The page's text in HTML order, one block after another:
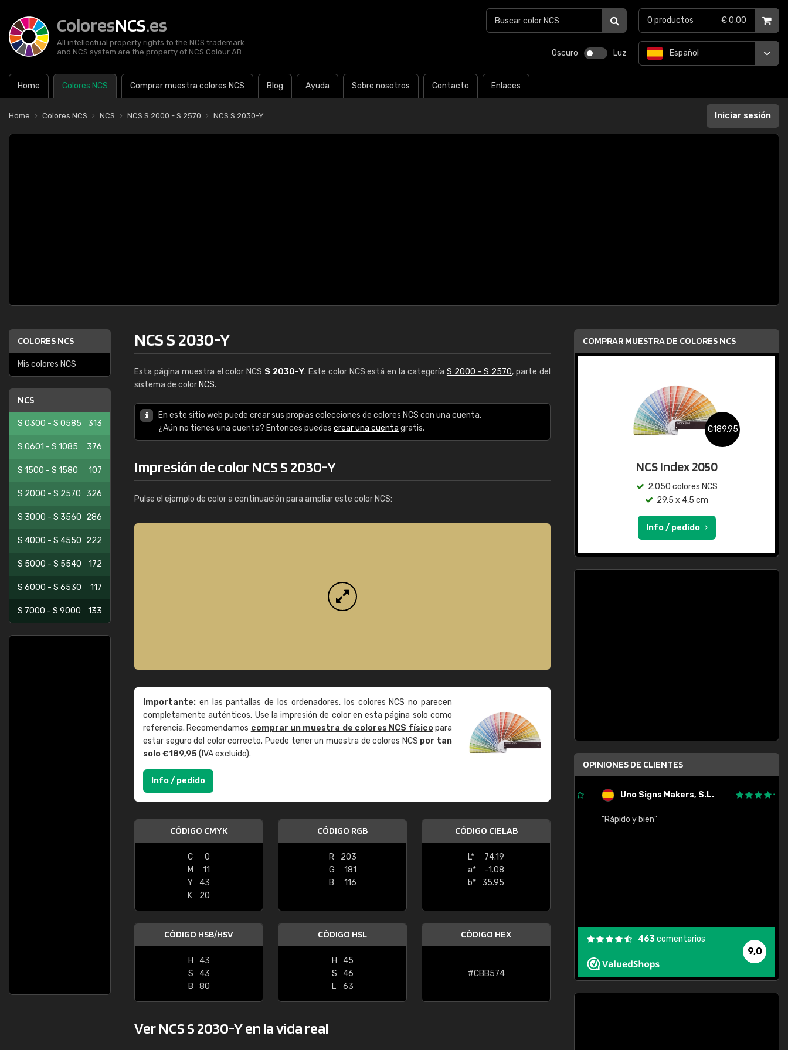
ColoresNCS.es
All intellectual property rights to the NCS trademark
and NCS system are the property of NCS Colour AB
Oscuro Luz
Home Colores NCS Comprar muestra colores NCS Blog Ayuda Sobre nosotros Contacto Enlaces
Español
0 productos € 0,00
Home Colores NCS NCS NCS S 2000 - S 2570 NCS S 2030-Y Iniciar sesión
COLORES NCS
Mis colores NCS
NCS
S 0300 - S 0585 313
S 0601 - S 1085 376
S 1500 - S 1580 107
S 2000 - S 2570 326
S 3000 - S 3560 286
S 4000 - S 4550 222
S 5000 - S 5540 172
S 6000 - S 6530 117
S 7000 - S 9000 133
NCS S 2030-Y
Esta página muestra el color NCS S 2030-Y. Este color NCS está en la categoría S 2000 - S 2570, parte del
sistema de color NCS.
En este sitio web puede crear sus propias colecciones de colores NCS con una cuenta.
¿Aún no tienes una cuenta? Entonces puedes crear una cuenta gratis.
Impresión de color NCS S 2030-Y
Pulse el ejemplo de color a continuación para ampliar este color NCS:
Importante: en las pantallas de los ordenadores, los colores NCS no parecen
completamente auténticos. Use la impresión de color en esta página solo como
referencia. Recomendamos comprar un muestra de colores NCS físicopara
estar seguro del color correcto. Puede tener un muestra de colores NCS por tan
solo €189,95(IVA excluido).
Info / pedido
CÓDIGO CMYK
C
0
M
11
Y
43
K
20
CÓDIGO RGB
R
203
G
181
B
116
CÓDIGO CIELAB
L*
74.19
a*
-1.08
b*
35.95
CÓDIGO HSB/HSV
H
43
S
43
B
80
CÓDIGO HSL
H
45
S
46
L
63
CÓDIGO HEX
#CBB574
Ver NCS S 2030-Y en la vida real
COMPRAR MUESTRA DE COLORES NCS
€189,95
NCS Index 2050
2.050 colores NCS
29,5 x 4,5 cm
Info / pedido
OPINIONES DE CLIENTES
"Buen servicio. No obstante No es fácil
encontrar/comprar lo que se busca"
Uno Signs Makers, S.L.
"Rápido y bien"
9,0
463comentarios